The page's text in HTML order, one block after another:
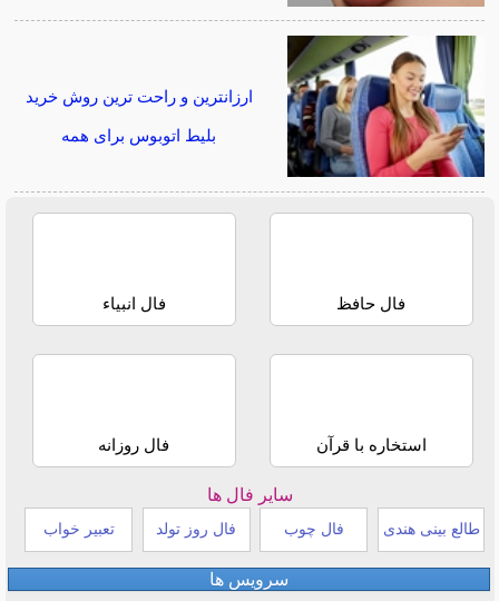
ارزانترین و راحت ترین روش خرید
بلیط اتوبوس برای همه
فال حافظ فال انبیاء
استخاره با قرآن فال روزانه
سایر فال ها
طالع بینی هندی فال چوب فال روز تولد تعبیر خواب
سرویس ها